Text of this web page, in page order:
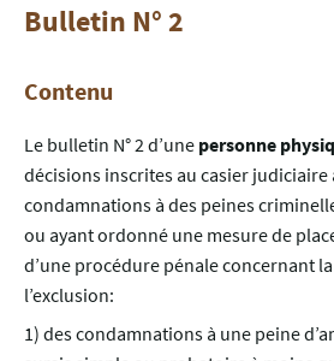
Bulletin N° 2
Contenu
Le bulletin N° 2 d’une personne
décisions inscrites au casier
condamnations à des peines
ou ayant ordonné une mesure de
d’une procédure pénale concernant
l’exclusion:
1) des condamnations à une peine